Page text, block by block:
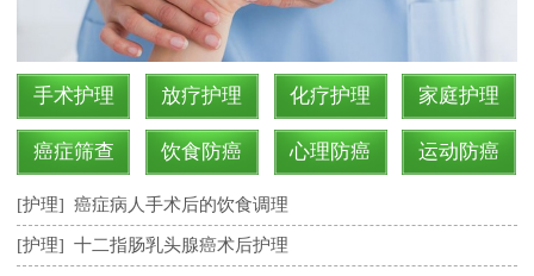
手术护理 放疗护理 化疗护理 家庭护理
癌症筛查 饮食防癌 心理防癌 运动防癌
[护理] 癌症病人手术后的饮食调理
[护理] 十二指肠乳头腺癌术后护理